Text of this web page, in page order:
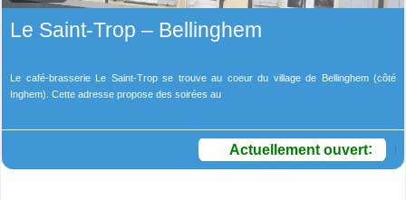
Le Saint-Trop – Bellinghem
Le café-brasserie Le Saint-Trop se trouve au coeur du village de Bellinghem (côté
Inghem). Cette adresse propose des soirées au
Actuellement ouvert: